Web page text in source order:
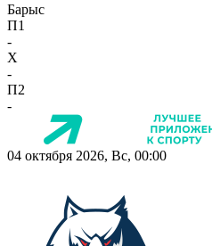
Барыс
П1
-
X
-
П2
-
04 октября 2026, Вс, 00:00